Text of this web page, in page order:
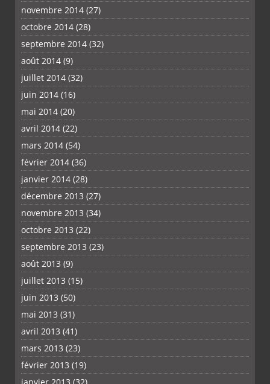
novembre 2014 (27)
octobre 2014 (28)
septembre 2014 (32)
août 2014 (9)
juillet 2014 (32)
juin 2014 (16)
mai 2014 (20)
avril 2014 (22)
mars 2014 (54)
février 2014 (36)
janvier 2014 (28)
décembre 2013 (27)
novembre 2013 (34)
octobre 2013 (22)
septembre 2013 (23)
août 2013 (9)
juillet 2013 (15)
juin 2013 (50)
mai 2013 (31)
avril 2013 (41)
mars 2013 (23)
février 2013 (19)